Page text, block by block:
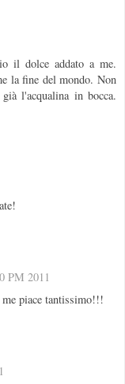
il dolce addato a me.
la fine del mondo. Non
l'acqualina in bocca.
PM 2011
piace tantissimo!!!